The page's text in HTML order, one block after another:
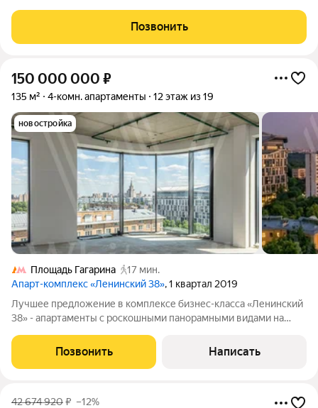
состоит из 42-этажной Бронзовой башни и 41-этажной
Серебряной. Рядом
Позвонить
150 000 000 ₽
135 м² 4-комн. апартаменты 12 этаж из 19
новостройка
Площадь Гагарина
17 мин.
Апарт-комплекс «Ленинский 38», 1 квартал 2019
Лучшее предложение в комплексе бизнес-класса «Ленинский
38» - апартаменты с роскошными панорамными видами на
Москва-Сити. Апартаменты с 3 спальнями и с отделкой white
box расположены на 12 этаже.
Позвонить Написать
42 674 920₽ –12%